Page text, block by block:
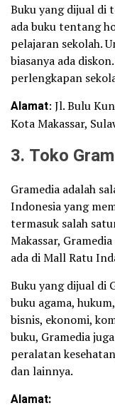
Buku yang dijual di
ada buku tentang
pelajaran sekolah.
biasanya ada
perlengkapan
Alamat: Jl. Bulu
Kota Makassar,
3. Toko
Gramedia adalah
Indonesia yang
termasuk salah
Makassar,
ada di Mall Ratu
Buku yang dijual di
buku agama,
bisnis, ekonomi,
buku, Gramedia
peralatan
dan lainnya.
Alamat: